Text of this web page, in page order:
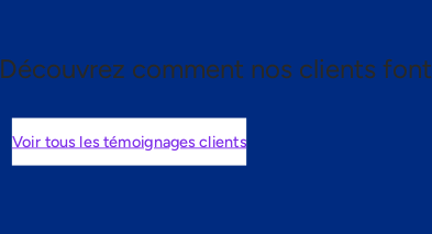
Découvrez comment nos clients
Voir tous les témoignages clients